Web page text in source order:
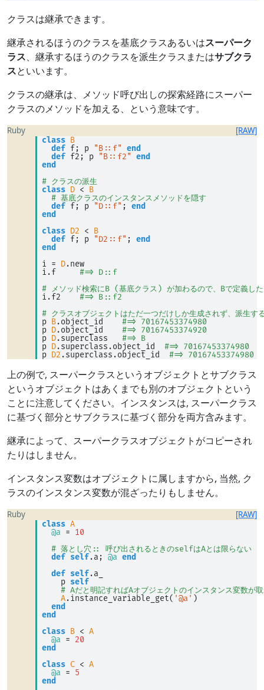
クラスは継承できます。
継承されるほうのクラスを基底クラスあるいはスーパーク
ラス、継承するほうのクラスを派生クラスまたはサブクラ
スといいます。
クラスの継承は、メソッド呼び出しの探索経路にスーパー
クラスのメソッドを加える、という意味です。
Ruby [RAW]
class B
def f; p "B::f"
end
def f2; p "B::f2"
end
end
# クラスの派生
class D <
B
# 基底クラスのインスタンスメソッドを隠す
def f; p "D::f" ; end
end
class D2 <
B
def f; p "D2::f" ; end
end
i = D.new
i.f #=> D::f
# メソッド検索にB (基底クラス) が加わるので、Bで定義した
i.f2 #=> B::f2
# クラスオブジェクトはただ一つだけしか生成されず、派生す
p B.object_id #=> 70167453374980
p D.object_id #=> 70167453374920
p D.superclass #=> B
p D.superclass.object_id #=> 70167453374980
p D2 .superclass.object_id #=> 70167453374980
上の例で, スーパークラスというオブジェクトとサブクラス
というオブジェクトはあくまでも別のオブジェクトという
ことに注意してください。インスタンスは, スーパークラス
に基づく部分とサブクラスに基づく部分を両方含みます。
継承によって、スーパークラスオブジェクトがコピーされ
たりはしません。
インスタンス変数はオブジェクトに属しますから, 当然, ク
ラスのインスタンス変数が混ざったりもしません。
Ruby [RAW]
class A
@a
=
10
# 落とし穴:: 呼び出されるときのselfはAとは限らない
def self.a; @a end
def self.a_
    p
self
# Aだと明記すればAオブジェクトのインスタンス変数が
A.instance_variable_get( '@a' )
end
end
class B < A
@a
=
20
end
class C < A
@a
=
5
end